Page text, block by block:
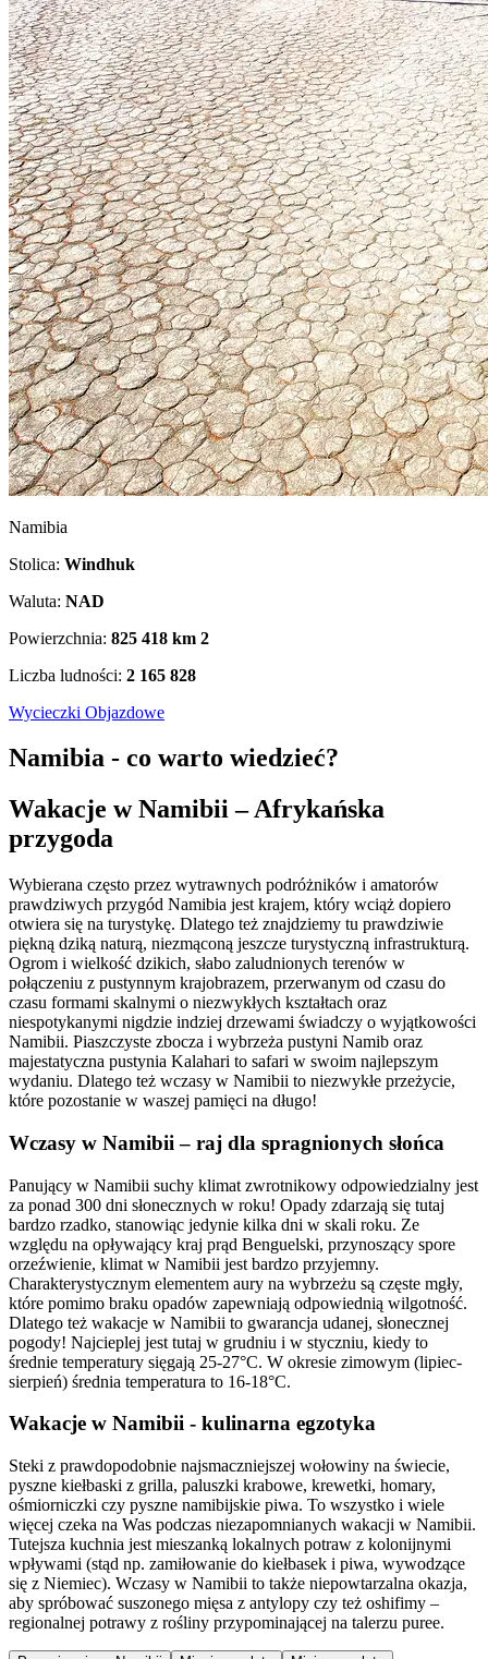
Namibia
Stolica: Windhuk
Waluta: NAD
Powierzchnia: 825 418 km 2
Liczba ludności: 2 165 828
Wycieczki Objazdowe
Namibia - co warto wiedzieć?
Wakacje w Namibii – Afrykańska
przygoda
Wybierana często przez wytrawnych podróżników i amatorów
prawdziwych przygód Namibia jest krajem, który wciąż dopiero
otwiera się na turystykę. Dlatego też znajdziemy tu prawdziwie
piękną dziką naturą, niezmąconą jeszcze turystyczną infrastrukturą.
Ogrom i wielkość dzikich, słabo zaludnionych terenów w
połączeniu z pustynnym krajobrazem, przerwanym od czasu do
czasu formami skalnymi o niezwykłych kształtach oraz
niespotykanymi nigdzie indziej drzewami świadczy o wyjątkowości
Namibii. Piaszczyste zbocza i wybrzeża pustyni Namib oraz
majestatyczna pustynia Kalahari to safari w swoim najlepszym
wydaniu. Dlatego też wczasy w Namibii to niezwykłe przeżycie,
które pozostanie w waszej pamięci na długo!
Wczasy w Namibii – raj dla spragnionych słońca
Panujący w Namibii suchy klimat zwrotnikowy odpowiedzialny jest
za ponad 300 dni słonecznych w roku! Opady zdarzają się tutaj
bardzo rzadko, stanowiąc jedynie kilka dni w skali roku. Ze
względu na opływający kraj prąd Benguelski, przynoszący spore
orzeźwienie, klimat w Namibii jest bardzo przyjemny.
Charakterystycznym elementem aury na wybrzeżu są częste mgły,
które pomimo braku opadów zapewniają odpowiednią wilgotność.
Dlatego też wakacje w Namibii to gwarancja udanej, słonecznej
pogody! Najcieplej jest tutaj w grudniu i w styczniu, kiedy to
średnie temperatury sięgają 25-27°C. W okresie zimowym (lipiec-
sierpień) średnia temperatura to 16-18°C.
Wakacje w Namibii - kulinarna egzotyka
Steki z prawdopodobnie najsmaczniejszej wołowiny na świecie,
pyszne kiełbaski z grilla, paluszki krabowe, krewetki, homary,
ośmiorniczki czy pyszne namibijskie piwa. To wszystko i wiele
więcej czeka na Was podczas niezapomnianych wakacji w Namibii.
Tutejsza kuchnia jest mieszanką lokalnych potraw z kolonijnymi
wpływami (stąd np. zamiłowanie do kiełbasek i piwa, wywodzące
się z Niemiec). Wczasy w Namibii to także niepowtarzalna okazja,
aby spróbować suszonego mięsa z antylopy czy też oshifimy –
regionalnej potrawy z rośliny przypominającej na talerzu puree.